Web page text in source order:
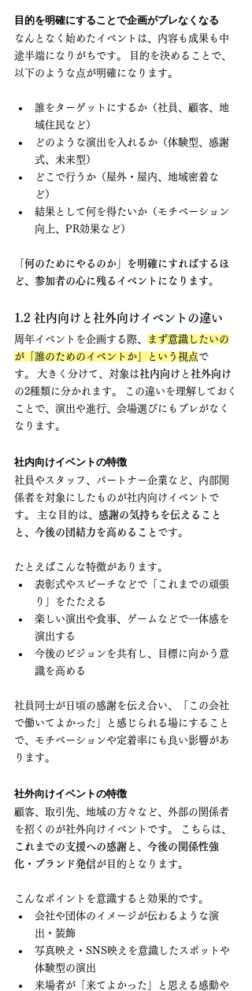
目的を明確にすることで企画がブレなくなる
なんとなく始めたイベントは、内容も成果も中
途半端になりがちです。 目的を決めることで、
以下のような点が明確になります。
誰をターゲットにするか（社員、顧客、地
域住民など）
どのような演出を入れるか（体験型、感謝
式、未来型）
どこで行うか（屋外・屋内、地域密着な
ど）
結果として何を得たいか（モチベーション
向上、PR効果など）
「何のためにやるのか」を明確にすればするほ
ど、参加者の心に残るイベントになります。
1.2 社内向けと社外向けイベントの違い
周年イベントを企画する際、
まず意識したいの
が「誰のためのイベントか」という視点で
す。 大きく分けて、対象は社内向け と 社外向け
の2種類に分かれます。 この違いを理解しておく
ことで、演出や進行、会場選びにもブレがなく
なります。
社内向けイベントの特徴
社員やスタッフ、パートナー企業など、内部関
係者を対象にしたものが社内向けイベントで
す。 主な目的は、 感謝の気持ちを伝えること
と、今後の団結力を高めること です。
たとえばこんな特徴があります。
表彰式やスピーチなどで「これまでの頑張
り」をたたえる
楽しい演出や食事、ゲームなどで一体感を
演出する
今後のビジョンを共有し、目標に向かう意
識を高める
社員同士が日頃の感謝を伝え合い、「この会社
で働いてよかった」と感じられる場にすること
で、モチベーションや定着率にも良い影響があ
ります。
社外向けイベントの特徴
顧客、取引先、地域の方々など、外部の関係者
を招くのが社外向けイベントです。 こちらは、
これまでの支援への感謝と、今後の関係性強
化・ブランド発信が目的となります。
こんなポイントを意識すると効果的です。
会社や団体のイメージが伝わるような演
出・装飾
写真映え・SNS映えを意識したスポットや
体験型の演出
来場者が「来てよかった」と思える感動や